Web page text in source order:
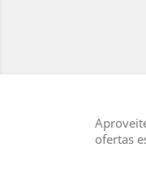
ofertas